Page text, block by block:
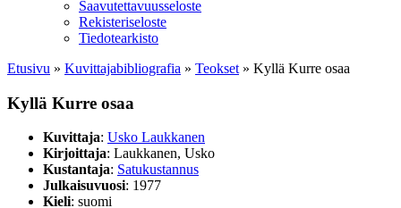
Saavutettavuusseloste
Rekisteriseloste
Tiedotearkisto
Etusivu » Kuvittaja­bibliografia » Teokset » Kyllä Kurre osaa
Kyllä Kurre osaa
Kuvittaja: Usko Laukkanen
Kirjoittaja: Laukkanen, Usko
Kustantaja: Satukustannus
Julkaisuvuosi: 1977
Kieli: suomi